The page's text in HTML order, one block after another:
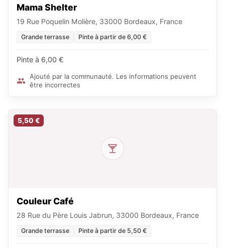
Mama Shelter
19 Rue Poquelin Molière, 33000 Bordeaux, France
Grande terrasse Pinte à partir de 6,00 €
Pinte à 6,00 €
Ajouté par la communauté. Les informations peuvent
être incorrectes
5,50 €
Couleur Café
28 Rue du Père Louis Jabrun, 33000 Bordeaux, France
Grande terrasse Pinte à partir de 5,50 €